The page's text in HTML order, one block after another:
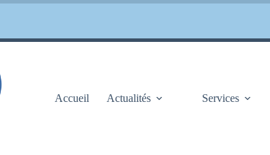
Accueil Actualités Services